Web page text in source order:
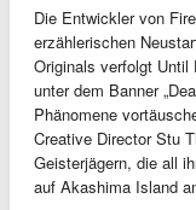
Die Entwickler von
erzählerischen
Originals verfolgt Until
unter dem Banner
Phänomene
Creative Director Stu
Geisterjägern, die all
auf Akashima Island